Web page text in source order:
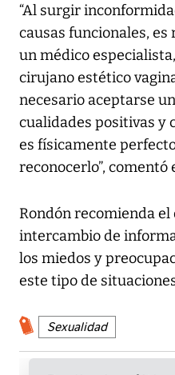
“Al surgir
causas funcionales,
un médico
cirujano estético
necesario aceptarse
cualidades positivas y
es físicamente
reconocerlo”, comentó
Rondón recomienda el
intercambio de
los miedos y
este tipo de
Sexualidad